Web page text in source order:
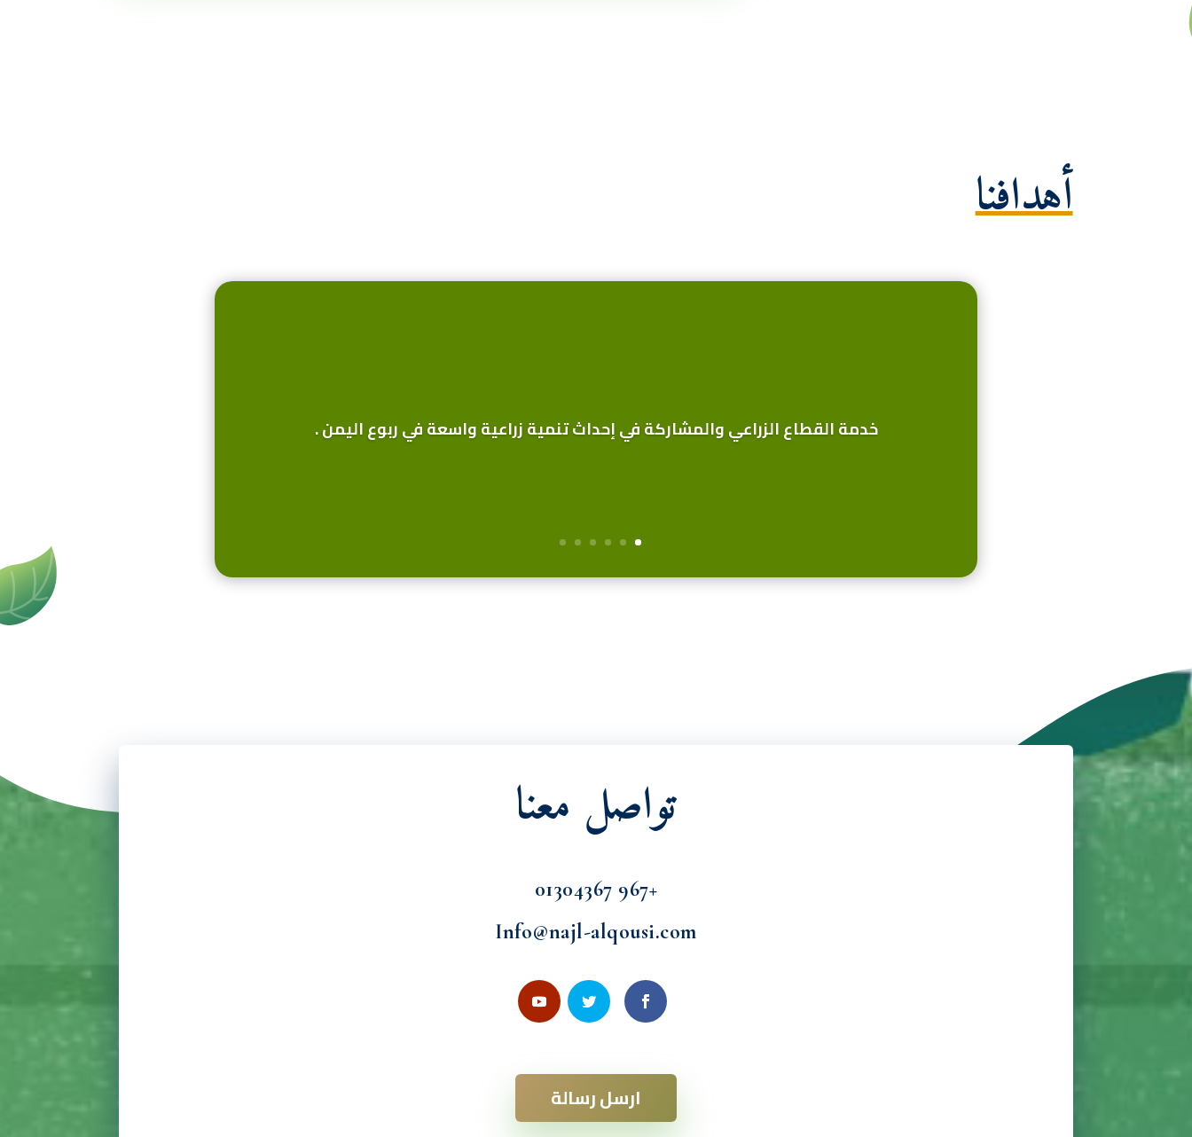
أهدافنا
خدمة القطاع الزراعي والمشاركة في إحداث تنمية زراعية واسعة في ربوع اليمن .
تواصل معنا
+967
01304367
Info@najl-alqousi.com
ارسل رسالة